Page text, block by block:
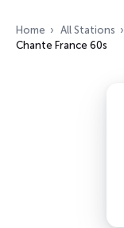
Home All Stations
Chante France 60s